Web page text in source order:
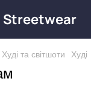
Streetwear
Худі та світшоти Худі